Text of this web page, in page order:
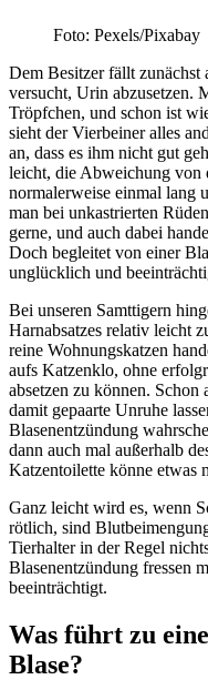
Foto: Pexels/Pixabay
Dem Besitzer fällt
versucht, Urin abzusetzen.
Tröpfchen, und schon ist
sieht der Vierbeiner alles
an, dass es ihm nicht gut
leicht, die Abweichung von
normalerweise einmal lang
man bei unkastrierten
gerne, und auch dabei
Doch begleitet von einer
unglücklich und
Bei unseren Samttigern
Harnabsatzes relativ leicht
reine Wohnungskatzen
aufs Katzenklo, ohne
absetzen zu können.
damit gepaarte Unruhe
Blasenentzündung
dann auch mal außerhalb
Katzentoilette könne etwas
Ganz leicht wird es, wenn
rötlich, sind
Tierhalter in der Regel
Blasenentzündung fressen
beeinträchtigt.
Was führt zu
Blase?